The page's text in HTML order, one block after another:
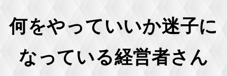
何をやっていいか迷子に
なっている経営者さん